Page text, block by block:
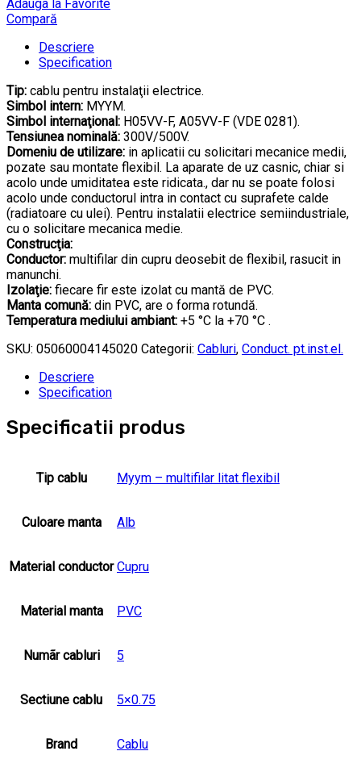
Adauga la Favorite
Compară
Descriere
Specification
Tip: cablu pentru instalaţii electrice.
Simbol intern: MYYM.
Simbol internaţional: H05VV-F, A05VV-F (VDE 0281).
Tensiunea nominală: 300V/500V.
Domeniu de utilizare: in aplicatii cu solicitari mecanice medii,
pozate sau montate flexibil. La aparate de uz casnic, chiar si
acolo unde umiditatea este ridicata., dar nu se poate folosi
acolo unde conductorul intra in contact cu suprafete calde
(radiatoare cu ulei). Pentru instalatii electrice semiindustriale,
cu o solicitare mecanica medie.
Construcţia:
Conductor: multifilar din cupru deosebit de flexibil, rasucit in
manunchi.
Izolaţie: fiecare fir este izolat cu mantă de PVC.
Manta comună: din PVC, are o forma rotundă.
Temperatura mediului ambiant: +5 °C la +70 °C .
SKU: 05060004145020 Categorii: Cabluri, Conduct. pt.inst.el.
Descriere
Specification
Specificatii produs
Tip cablu Myym – multifilar litat flexibil
Culoare manta Alb
Material conductor Cupru
Material manta PVC
Numãr cabluri 5
Sectiune cablu 5×0.75
Brand Cablu